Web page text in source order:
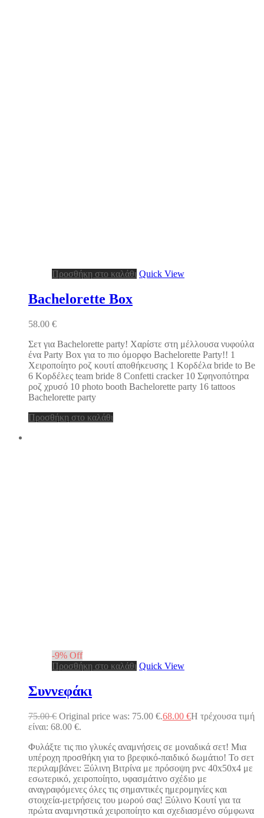
Προσθήκη στο καλάθι Quick View
Bachelorette Box
58.00 €
Σετ για Bachelorette party! Χαρίστε στη μέλλουσα νυφούλα
ένα Party Box για το πιο όμορφο Bachelorette Party!! 1
Χειροποίητο ροζ κουτί αποθήκευσης 1 Κορδέλα bride to Be
6 Κορδέλες team bride 8 Confetti cracker 10 Σφηνοπότηρα
ροζ χρυσό 10 photo booth Bachelorette party 16 tattoos
Bachelorette party
Προσθήκη στο καλάθι
-9% Off
Προσθήκη στο καλάθι Quick View
Συννεφάκι
75.00€ Original price was: 75.00 €.68.00 €Η τρέχουσα τιμή
είναι: 68.00 €.
Φυλάξτε τις πιο γλυκές αναμνήσεις σε μοναδικά σετ! Μια
υπέροχη προσθήκη για το βρεφικό-παιδικό δωμάτιο! Το σετ
περιλαμβάνει: Ξύλινη Βιτρίνα με πρόσοψη pvc 40x50x4 με
εσωτερικό, χειροποίητο, υφασμάτινο σχέδιο με
αναγραφόμενες όλες τις σημαντικές ημερομηνίες και
στοιχεία-μετρήσεις του μωρού σας! Ξύλινο Κουτί για τα
πρώτα αναμνηστικά χειροποίητο και σχεδιασμένο σύμφωνα